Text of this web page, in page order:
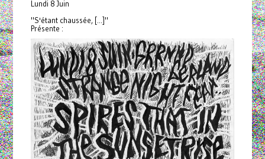
Lundi 8 Juin
"S'étant chaussée, [...]"
Présente :